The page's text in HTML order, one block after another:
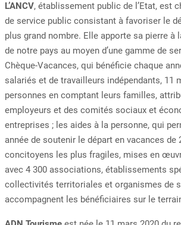
L’ANCV, établissement public de l’Etat, est
de service public consistant à favoriser le
plus grand nombre. Elle apporte sa pierre à
de notre pays au moyen d’une gamme de
Chèque-Vacances, qui bénéficie chaque
salariés et de travailleurs indépendants, 11
personnes en comptant leurs familles,
employeurs et des comités sociaux et
entreprises ; les aides à la personne, qui
année de soutenir le départ en vacances de
concitoyens les plus fragiles, mises en
avec 4 300 associations, établissements
collectivités territoriales et organismes de
accompagnent les bénéficiaires sur le